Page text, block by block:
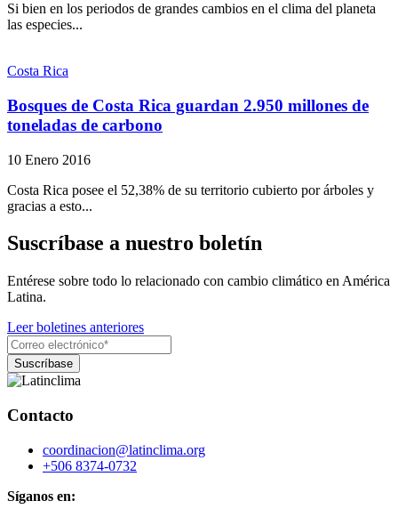
Si bien en los periodos de grandes cambios en el clima del planeta
las especies...
Costa Rica
Bosques de Costa Rica guardan 2.950 millones de
toneladas de carbono
10 Enero 2016
Costa Rica posee el 52,38% de su territorio cubierto por árboles y
gracias a esto...
Suscríbase a nuestro boletín
Entérese sobre todo lo relacionado con cambio climático en América
Latina.
Leer boletines anteriores
Contacto
coordinacion@latinclima.org
+506 8374-0732
Síganos en: